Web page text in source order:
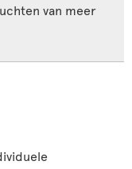
van meer